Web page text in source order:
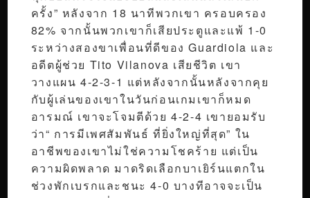
ครั้ง” หลังจาก 18 นาทีพวกเขา ครอบครอง
82% จากนั้นพวกเขาก็เสียประตูและแพ้ 1-0
ระหว่างสองขาเพื่อนที่ดีของ Guardiola และ
อดีตผู้ช่วย Tito Vilanova เสียชีวิต เขา
วางแผน 4-2-3-1 แต่หลังจากนั้นหลังจากคุย
กับผู้เล่นของเขาในวันก่อนเกมเขาก็หมด
อารมณ์ เขาจะโจมตีด้วย 4-2-4 เขายอมรับ
ว่า“ การมีเพศสัมพันธ์ ที่ยิ่งใหญ่ที่สุด” ใน
อาชีพของเขาไม่ใช่ความโชคร้าย แต่เป็น
ความผิดพลาด มาดริดเลือกบาเยิร์นแตกใน
ช่วงพักเบรกและชนะ 4-0 บางทีอาจจะเป็น